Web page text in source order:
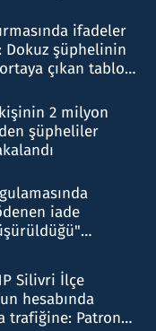
ifadeler
şüphelinin
çıkan tablo
2 milyon
şüpheliler
iade
Silivri İlçe
hesabında
trafiğine: Patron